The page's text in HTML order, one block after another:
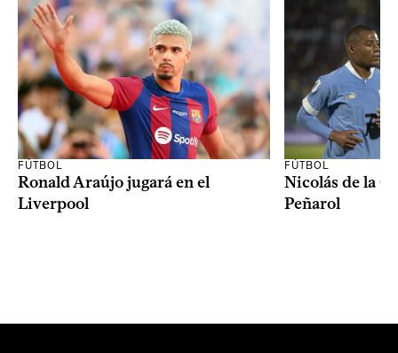
FÚTBOL
Ronald Araújo jugará en el
Liverpool
FÚTBOL
Nicolás de la
Peñarol